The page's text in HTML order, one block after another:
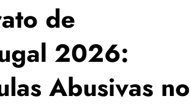
de
2026:
Abusivas no